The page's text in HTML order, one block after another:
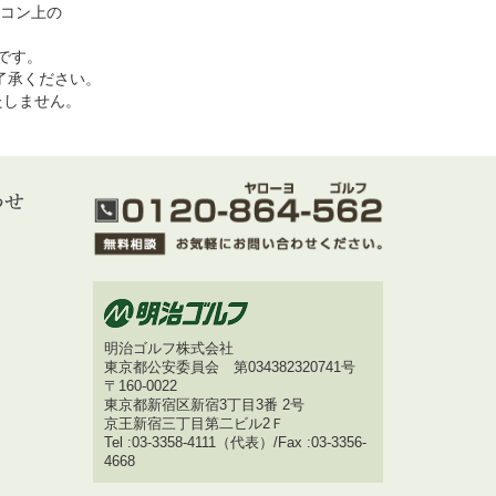
ン上の
。
ください。
ません。
明治ゴルフ株式会社
東京都公安委員会 第034382320741号
〒160-0022
東京都新宿区新宿3丁目3番 2号
京王新宿三丁目第二ビル2Ｆ
Tel :03-3358-4111（代表）/Fax :03-3356-
4668